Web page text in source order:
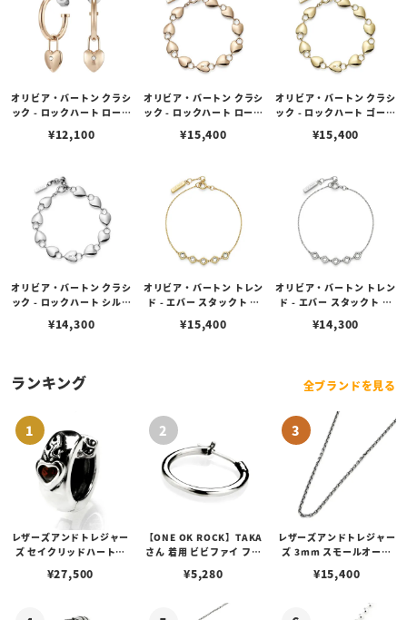
オリビア・バートン クラシ
ック - ロックハート ローズ
¥12,100
オリビア・バートン クラシ
ック - ロックハート ローズ
¥15,400
オリビア・バートン クラシ
ック - ロックハート ゴール
¥15,400
オリビア・バートン クラシ
ック - ロックハート シルバ
¥14,300
オリビア・バートン トレン
ド - エバー スタックト ク
レット
¥15,400
オリビア・バートン トレン
ド - エバー スタックト ク
レット
¥14,300
ランキング 全ブランドを見る
レザーズアンドトレジャー
ズ セイクリッドハートピ
¥27,500
【ONE OK ROCK】TAKA
さん 着用 ビビファイ フー
¥5,280
レザーズアンドトレジャー
ズ 3mm スモールオーバ
ブスタークラスプ＆LTロ
¥15,400